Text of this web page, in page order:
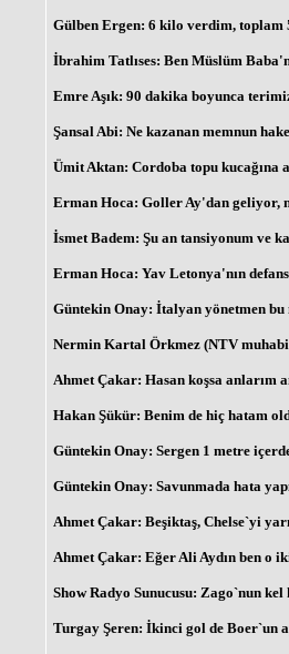
Gülben Ergen: 6 kilo verdim, toplam
İbrahim Tatlıses: Ben Müslüm
Emre Aşık: 90 dakika boyunca
Şansal Abi: Ne kazanan memnun
Ümit Aktan: Cordoba topu
Erman Hoca: Goller Ay'dan geliyor,
İsmet Badem: Şu an tansiyonum ve
Erman Hoca: Yav Letonya'nın
Güntekin Onay: İtalyan yönetmen
Nermin Kartal Örkmez (NTV
Ahmet Çakar: Hasan koşsa anlarım
Hakan Şükür: Benim de hiç hatam
Güntekin Onay: Sergen 1 metre
Güntekin Onay: Savunmada hata
Ahmet Çakar: Beşiktaş, Chelse`yi
Ahmet Çakar: Eğer Ali Aydın ben o
Show Radyo Sunucusu: Zago`nun
Turgay Şeren: İkinci gol de Boer`un